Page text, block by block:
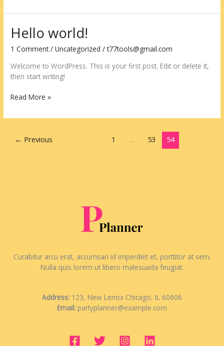
di
Gunung
Hello world!
1 Comment /Uncategorized /t77tools@gmail.com
Welcome to WordPress. This is your first post. Edit or delete it,
then start writing!
Hello
Read More »
← Previous 1 … 53 54
Curabitur arcu erat, accumsan id imperdiet et, porttitor at sem.
Nulla quis lorem ut libero malesuada feugiat.
Address: 123, New Lenox Chicago, IL 60606
Email: partyplanner@example.com